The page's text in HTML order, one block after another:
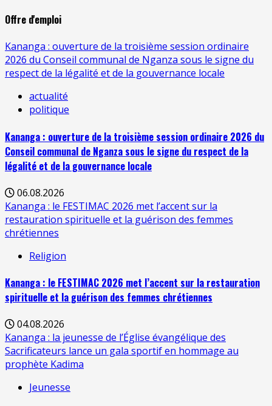
Offre d'emploi
Kananga : ouverture de la troisième session ordinaire
2026 du Conseil communal de Nganza sous le signe du
respect de la légalité et de la gouvernance locale
actualité
politique
Kananga : ouverture de la troisième session ordinaire 2026 du
Conseil communal de Nganza sous le signe du respect de la
légalité et de la gouvernance locale
06.08.2026
Kananga : le FESTIMAC 2026 met l’accent sur la
restauration spirituelle et la guérison des femmes
chrétiennes
Religion
Kananga : le FESTIMAC 2026 met l’accent sur la restauration
spirituelle et la guérison des femmes chrétiennes
04.08.2026
Kananga : la jeunesse de l’Église évangélique des
Sacrificateurs lance un gala sportif en hommage au
prophète Kadima
Jeunesse